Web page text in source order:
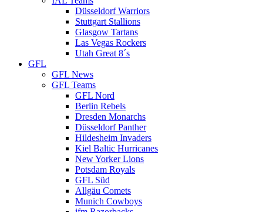
Düsseldorf Warriors
Stuttgart Stallions
Glasgow Tartans
Las Vegas Rockers
Utah Great 8´s
GFL
GFL News
GFL Teams
GFL Nord
Berlin Rebels
Dresden Monarchs
Düsseldorf Panther
Hildesheim Invaders
Kiel Baltic Hurricanes
New Yorker Lions
Potsdam Royals
GFL Süd
Allgäu Comets
Munich Cowboys